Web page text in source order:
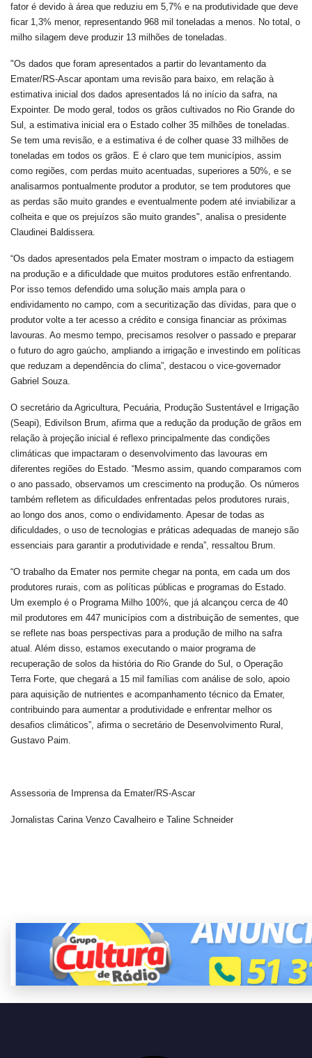
fator é devido à área que reduziu em 5,7% e na produtividade que deve
ficar 1,3% menor, representando 968 mil toneladas a menos. No total, o
milho silagem deve produzir 13 milhões de toneladas.
"Os dados que foram apresentados a partir do levantamento da
Emater/RS-Ascar apontam uma revisão para baixo, em relação à
estimativa inicial dos dados apresentados lá no início da safra, na
Expointer. De modo geral, todos os grãos cultivados no Rio Grande do
Sul, a estimativa inicial era o Estado colher 35 milhões de toneladas.
Se tem uma revisão, e a estimativa é de colher quase 33 milhões de
toneladas em todos os grãos. E é claro que tem municípios, assim
como regiões, com perdas muito acentuadas, superiores a 50%, e se
analisarmos pontualmente produtor a produtor, se tem produtores que
as perdas são muito grandes e eventualmente podem até inviabilizar a
colheita e que os prejuízos são muito grandes", analisa o presidente
Claudinei Baldissera.
“Os dados apresentados pela Emater mostram o impacto da estiagem
na produção e a dificuldade que muitos produtores estão enfrentando.
Por isso temos defendido uma solução mais ampla para o
endividamento no campo, com a securitização das dívidas, para que o
produtor volte a ter acesso a crédito e consiga financiar as próximas
lavouras. Ao mesmo tempo, precisamos resolver o passado e preparar
o futuro do agro gaúcho, ampliando a irrigação e investindo em políticas
que reduzam a dependência do clima”, destacou o vice-governador
Gabriel Souza.
O secretário da Agricultura, Pecuária, Produção Sustentável e Irrigação
(Seapi), Edivilson Brum, afirma que a redução da produção de grãos em
relação à projeção inicial é reflexo principalmente das condições
climáticas que impactaram o desenvolvimento das lavouras em
diferentes regiões do Estado. “Mesmo assim, quando comparamos com
o ano passado, observamos um crescimento na produção. Os números
também refletem as dificuldades enfrentadas pelos produtores rurais,
ao longo dos anos, como o endividamento. Apesar de todas as
dificuldades, o uso de tecnologias e práticas adequadas de manejo são
essenciais para garantir a produtividade e renda”, ressaltou Brum.
“O trabalho da Emater nos permite chegar na ponta, em cada um dos
produtores rurais, com as políticas públicas e programas do Estado.
Um exemplo é o Programa Milho 100%, que já alcançou cerca de 40
mil produtores em 447 municípios com a distribuição de sementes, que
se reflete nas boas perspectivas para a produção de milho na safra
atual. Além disso, estamos executando o maior programa de
recuperação de solos da história do Rio Grande do Sul, o Operação
Terra Forte, que chegará a 15 mil famílias com análise de solo, apoio
para aquisição de nutrientes e acompanhamento técnico da Emater,
contribuindo para aumentar a produtividade e enfrentar melhor os
desafios climáticos”, afirma o secretário de Desenvolvimento Rural,
Gustavo Paim.
Assessoria de Imprensa da Emater/RS-Ascar
Jornalistas Carina Venzo Cavalheiro e Taline Schneider